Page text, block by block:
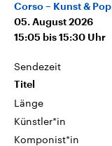
Corso – Kunst & Pop
05. August 2026
15:05 bis 15:30 Uhr
Sendezeit
Titel
Länge
Künstler*in
Komponist*in